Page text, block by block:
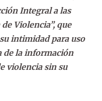
Integral a las
Violencia”, que
intimidad para uso
de la información
violencia sin su